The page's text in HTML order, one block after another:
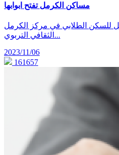
مساكن الكرمل تفتح ابوابها
للسكن الطلابي في مركز الكرمل
الثقافي التربوي...
2023/11/06
161657